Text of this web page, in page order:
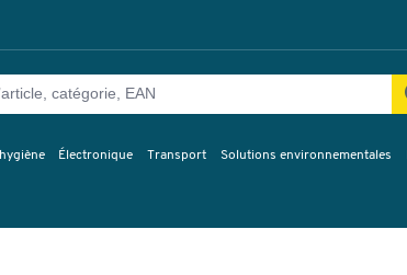
Électronique Transport Solutions environnementales